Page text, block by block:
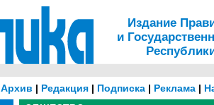
Издание
и
Архив | Редакция| Подписка| Реклама|